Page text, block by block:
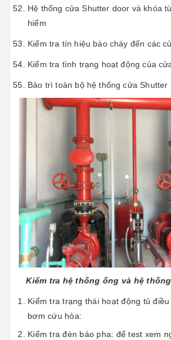
Hệ thống cửa Shutter door và khóa
hiểm
Kiểm tra tín hiệu báo cháy đến các
Kiểm tra tình trạng hoạt động của
Bảo trì toàn bộ hệ thống cửa Shutter
Kiểm tra hệ thống ống và hệ thống
Kiểm tra trạng thái hoạt động tủ
bơm cứu hỏa:
Kiểm tra đèn báo pha: để test xem